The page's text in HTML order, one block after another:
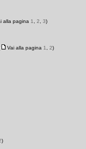
alla pagina 1 2 3)
Vai alla pagina 1 2)
)